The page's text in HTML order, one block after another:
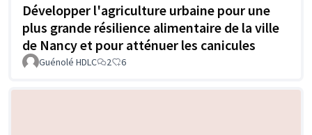
Développer l'agriculture urbaine pour une
plus grande résilience alimentaire de la ville
de Nancy et pour atténuer les canicules
Guénolé HDLC 2 6